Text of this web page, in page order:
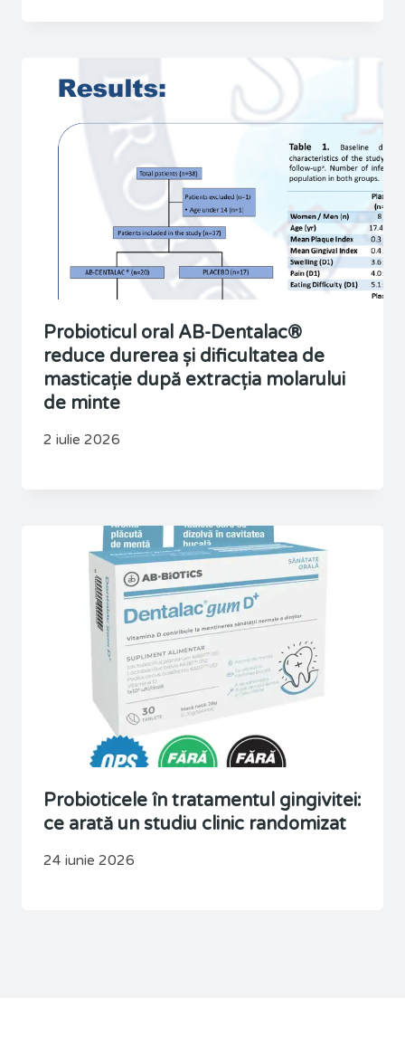
Probioticul oral AB-Dentalac®
reduce durerea și dificultatea de
masticație după extracția molarului
de minte
2 iulie 2026
Probioticele în tratamentul gingivitei:
ce arată un studiu clinic randomizat
24 iunie 2026